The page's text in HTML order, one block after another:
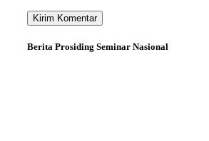
Berita Prosiding Seminar Nasional